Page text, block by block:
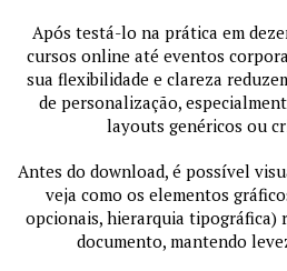
Após testá-lo na prática em
cursos online até eventos
sua flexibilidade e clareza
de personalização,
layouts genéricos ou
Antes do download, é possível
veja como os elementos
opcionais, hierarquia tipográfica)
documento, mantendo